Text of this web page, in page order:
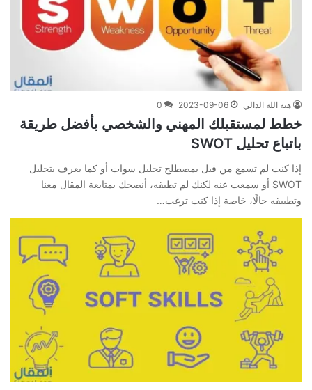
هبة الله الدالي 2023-09-06
0
خطط لمستقبلك المهني والشخصي بأفضل طريقة
باتباع تحليل SWOT
إذا كنت لم تسمع من قبل بمصطلح تحليل سوات أو كما يعرف بتحليل
SWOT أو سمعت عنه لكنك لم تطبقه، أنصحك بمتابعة المقال معنا
وتطبيقه حالًا، خاصة إذا كنت ترغب…